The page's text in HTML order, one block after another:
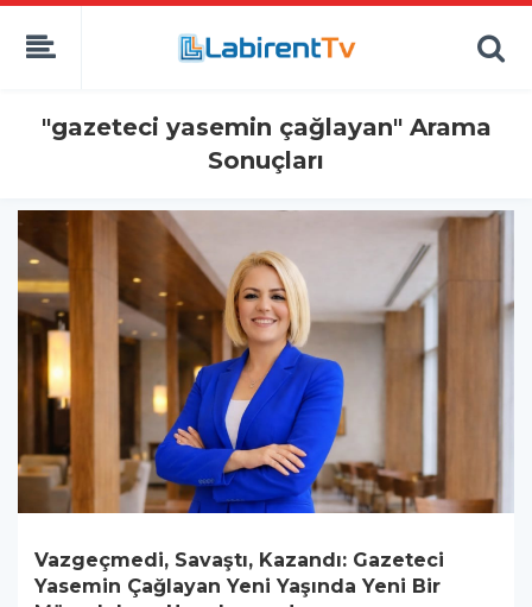
"gazeteci yasemin çağlayan" Arama
Sonuçları
Vazgeçmedi, Savaştı, Kazandı: Gazeteci
Yasemin Çağlayan Yeni Yaşında Yeni Bir